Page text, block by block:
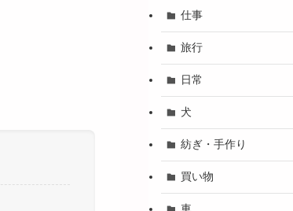
仕事
旅行
日常
犬
紡ぎ・手作り
買い物